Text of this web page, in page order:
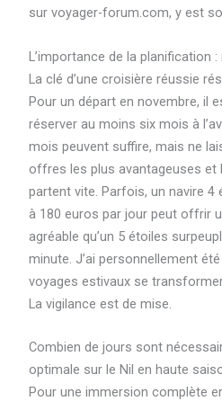
sur voyager-forum.com, y est
L’importance de la planification
La clé d’une croisière réussie
Pour un départ en novembre, il
réserver au moins six mois à
mois peuvent suffire, mais ne
offres les plus avantageuses et
partent vite. Parfois, un navire 4
à 180 euros par jour peut offrir
agréable qu’un 5 étoiles
minute. J’ai personnellement
voyages estivaux se
La vigilance est de mise.
Combien de jours sont
optimale sur le Nil en haute
Pour une immersion complète